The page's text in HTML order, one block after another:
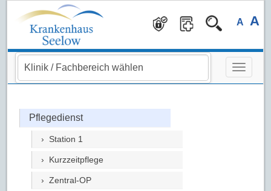
A A
Pflegedienst
› Station 1
› Kurzzeitpflege
› Zentral-OP